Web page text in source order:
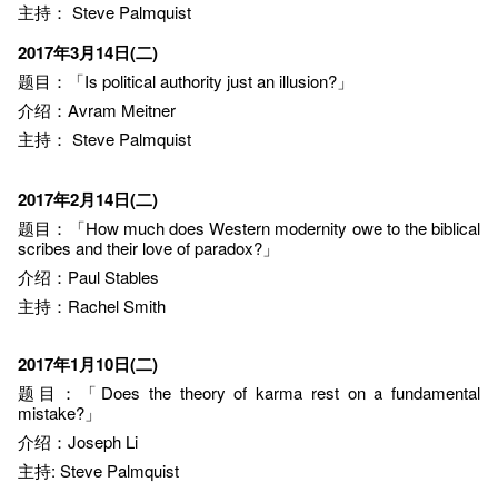
主持： Steve Palmquist
2017年3月14日(二)
题目：「Is political authority just an illusion?」
介绍： Avram Meitner
主持： Steve Palmquist
2017年2月14日(二)
题目：「How much does Western modernity owe to the biblical
scribes and their love of paradox?」
介绍：Paul Stables
主持：Rachel Smith
2017年1月10日(二)
题目：「Does the theory of karma rest on a fundamental
mistake?」
介绍：Joseph Li
主持: Steve Palmquist